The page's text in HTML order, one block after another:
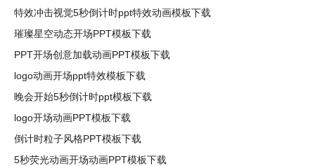
特效冲击视觉5秒倒计时ppt特效动画模板下载
璀璨星空动态开场PPT模板下载
PPT开场创意加载动画PPT模板下载
logo动画开场ppt特效模板下载
晚会开始5秒倒计时ppt模板下载
logo开场动画PPT模板下载
倒计时粒子风格PPT模板下载
5秒荧光动画开场动画PPT模板下载